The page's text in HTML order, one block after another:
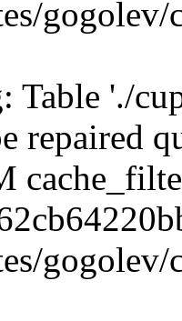
gogolev/
Table './
repaired
gogolev/